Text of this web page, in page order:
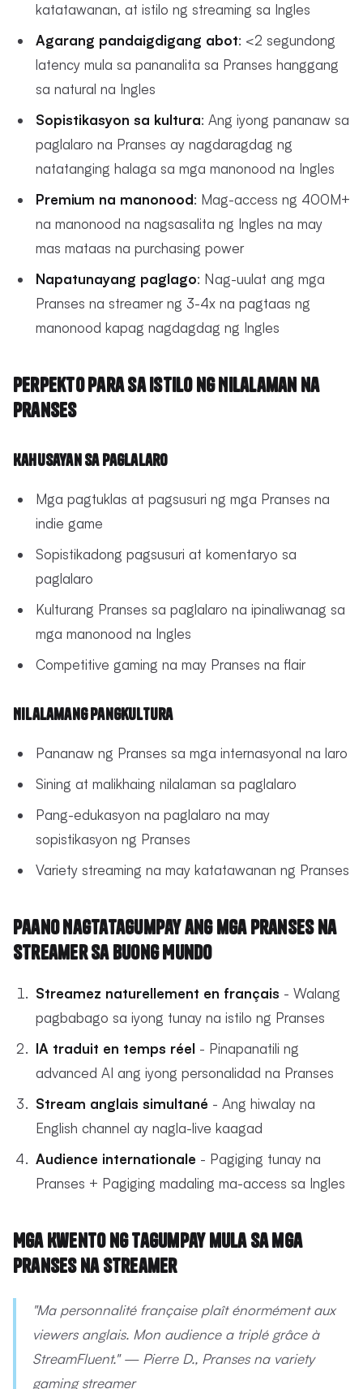
katatawanan, at istilo ng streaming sa Ingles
Agarang pandaigdigang abot: <2 segundong
latency mula sa pananalita sa Pranses hanggang
sa natural na Ingles
Sopistikasyon sa kultura: Ang iyong pananaw sa
paglalaro na Pranses ay nagdaragdag ng
natatanging halaga sa mga manonood na Ingles
Premium na manonood: Mag-access ng 400M+
na manonood na nagsasalita ng Ingles na may
mas mataas na purchasing power
Napatunayang paglago: Nag-uulat ang mga
Pranses na streamer ng 3-4x na pagtaas ng
manonood kapag nagdagdag ng Ingles
Perpekto para sa Istilo ng Nilalaman na
Pranses
Kahusayan sa Paglalaro
Mga pagtuklas at pagsusuri ng mga Pranses na
indie game
Sopistikadong pagsusuri at komentaryo sa
paglalaro
Kulturang Pranses sa paglalaro na ipinaliwanag sa
mga manonood na Ingles
Competitive gaming na may Pranses na flair
Nilalamang Pangkultura
Pananaw ng Pranses sa mga internasyonal na laro
Sining at malikhaing nilalaman sa paglalaro
Pang-edukasyon na paglalaro na may
sopistikasyon ng Pranses
Variety streaming na may katatawanan ng Pranses
Paano Nagtatagumpay ang mga Pranses na
Streamer sa Buong Mundo
Streamez naturellement en français - Walang
pagbabago sa iyong tunay na istilo ng Pranses
IA traduit en temps réel - Pinapanatili ng
advanced AI ang iyong personalidad na Pranses
Stream anglais simultané - Ang hiwalay na
English channel ay nagla-live kaagad
Audience internationale - Pagiging tunay na
Pranses + Pagiging madaling ma-access sa Ingles
Mga Kwento ng Tagumpay mula sa mga
Pranses na Streamer
"Ma personnalité française plaît énormément aux
viewers anglais. Mon audience a triplé grâce à
StreamFluent." — Pierre D., Pranses na variety
gaming streamer